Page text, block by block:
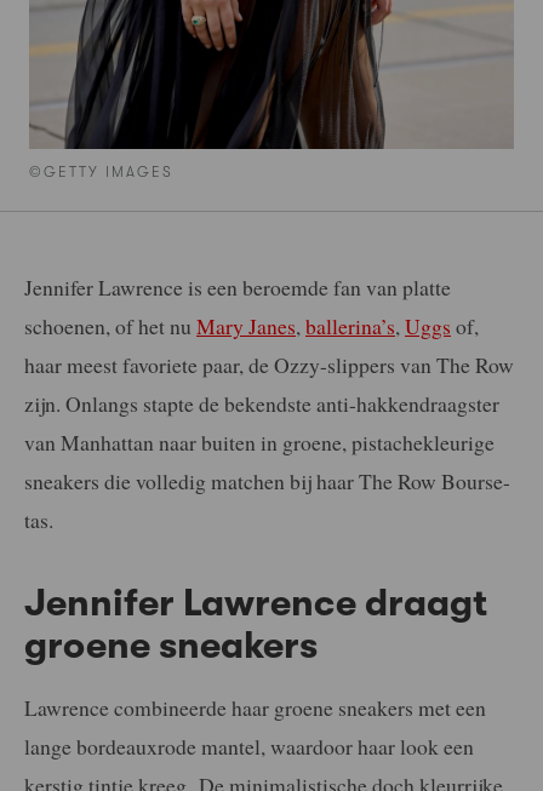
©GETTY IMAGES
Jennifer Lawrence is een beroemde fan van platte
schoenen, of het nu Mary Janes, ballerina’s, Uggs of,
haar meest favoriete paar, de Ozzy-slippers van The Row
zijn. Onlangs stapte de bekendste anti-hakkendraagster
van Manhattan naar buiten in groene, pistachekleurige
sneakers die volledig matchen bij haar The Row Bourse-
tas.
Jennifer Lawrence draagt
groene sneakers
Lawrence combineerde haar groene sneakers met een
lange bordeauxrode mantel, waardoor haar look een
kerstig tintje kreeg. De minimalistische doch kleurrijke